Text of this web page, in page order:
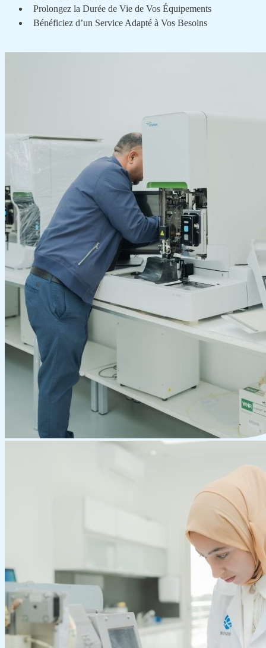
Prolongez la Durée de Vie de Vos Équipements
Bénéficiez d’un Service Adapté à Vos Besoins